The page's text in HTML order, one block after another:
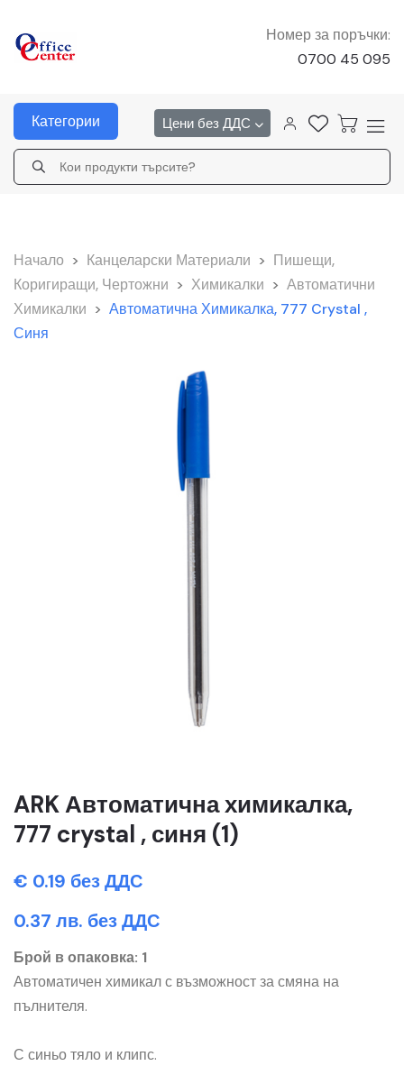
Номер за поръчки:
0700 45 095
Категории Цени без ДДС
Начало > Канцеларски Материали > Пишещи,
Коригиращи, Чертожни > Химикалки > Автоматични
Химикалки > Автоматична Химикалка, 777 Crystal ,
Синя
ARK Автоматична химикалка,
777 crystal , синя (1)
€ 0.19 без ДДС
0.37 лв. без ДДС
Брой в опаковка: 1
Автоматичен химикал с възможност за смяна на
пълнителя.
С синьо тяло и клипс.